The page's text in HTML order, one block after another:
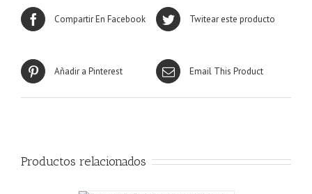
Compartir En Facebook Twitear este producto
Añadir a Pinterest Email This Product
Productos relacionados